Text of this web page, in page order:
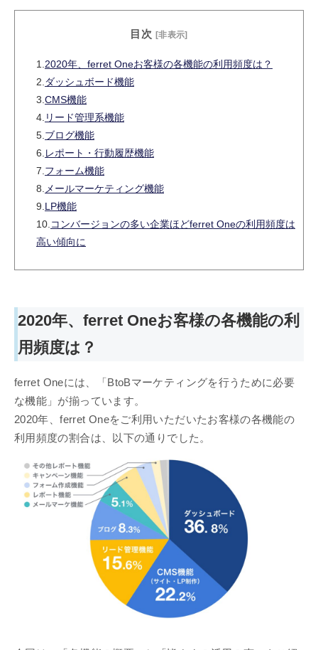
目次 [非表示]
1. 2020年、ferret Oneお客様の各機能の利用頻度は？
2. ダッシュボード機能
3. CMS機能
4. リード管理系機能
5. ブログ機能
6. レポート・行動履歴機能
7. フォーム機能
8. メールマーケティング機能
9. LP機能
10. コンバージョンの多い企業ほどferret Oneの利用頻度は
高い傾向に
2020年、ferret Oneお客様の各機能の利
用頻度は？
ferret Oneには、「BtoBマーケティングを行うために必要
な機能」が揃っています。
2020年、ferret Oneをご利用いただいたお客様の各機能の
利用頻度の割合は、以下の通りでした。